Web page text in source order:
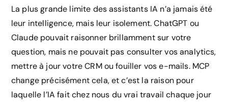
La plus grande limite des assistants IA n’a jamais été
leur intelligence, mais leur isolement. ChatGPT ou
Claude pouvait raisonner brillamment sur votre
question, mais ne pouvait pas consulter vos analytics,
mettre à jour votre CRM ou fouiller vos e-mails. MCP
change précisément cela, et c’est la raison pour
laquelle l’IA fait chez nous du vrai travail chaque jour